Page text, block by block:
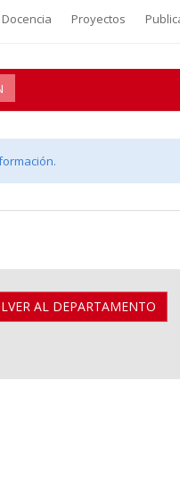
Docencia Proyectos
AL DEPARTAMENTO